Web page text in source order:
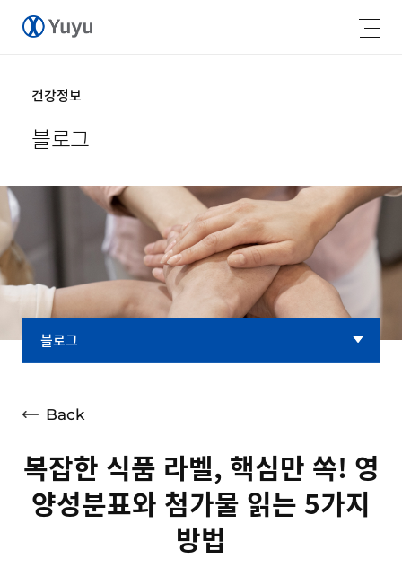
건강정보
블로그
블로그
Back
복잡한 식품 라벨, 핵심만 쏙! 영
양성분표와 첨가물 읽는 5가지
방법